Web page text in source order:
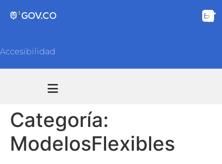
Accesibilidad
Categoría:
ModelosFlexibles